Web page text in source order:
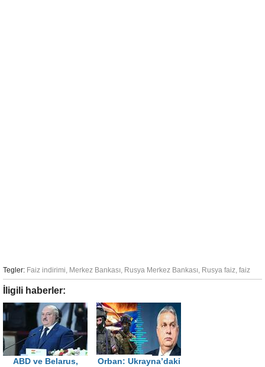
Tegler: Faiz indirimi, Merkez Bankası, Rusya Merkez Bankası, Rusya faiz, faiz
İligili haberler:
ABD ve Belarus,
Orban: Ukrayna’daki